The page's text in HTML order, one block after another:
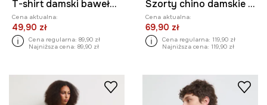
T-shirt damski bawełniany z elastanem z motywem roślinnym
Cena aktualna:
49,90 zł
Cena regularna: 89,90 zł
Najniższa cena: 89,90 zł
Szorty chino damskie z lnem
Cena aktualna:
69,90 zł
Cena regularna: 119,90 zł
Najniższa cena: 119,90 zł